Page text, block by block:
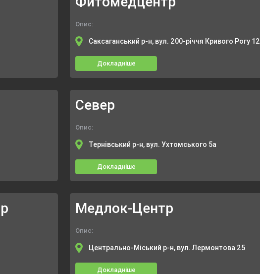
Опис:
Саксаганський р-н, вул. 200-річчя Кривого Рогу 12
Докладніше
Север
Опис:
Тернівський р-н, вул. Ухтомського 5а
Докладніше
Медлок-Центр
Опис:
Центрально-Міський р-н, вул. Лермонтова 25
Докладніше